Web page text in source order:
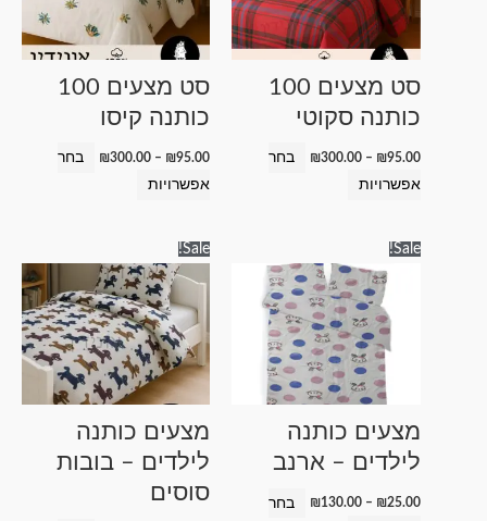
סט מצעים 100
כותנה סקוטי
₪95.00
–
₪300.00
בחר
אפשרויות
סוגים.
ניתן
את
האפשרויות
בעמוד
סט מצעים 100
כותנה קיסו
₪95.00
–
₪300.00
בחר
אפשרויות
סוגים.
את
האפשרויות
בעמוד
Sale!
מצעים כותנה
לילדים – ארנב
₪25.00
–
₪ 130.00
מחירים:
עד
בחר
זה
יש
מספר
סוגים.
ניתן
את
האפשרויות
בעמוד
Sale!
מצעים כותנה
לילדים – בובות
סוסים
מחירים:
עד
⁦₪130.00⁩
זה
יש
מספר
סוגים.
ניתן
את
האפשרויות